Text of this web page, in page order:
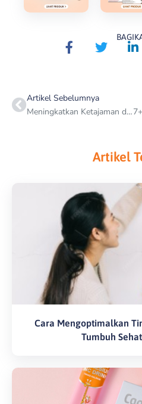
Artikel Sebelumnya
Meningkatkan Ketajaman dan Fokus Otak dengan Kopi
Artikel
Cara Mengoptimalkan
Tumbuh